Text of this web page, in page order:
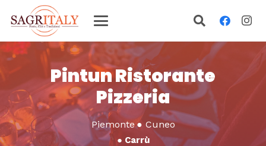
Pintun Ristorante
Pizzeria
Piemonte● Cuneo
● Carrù